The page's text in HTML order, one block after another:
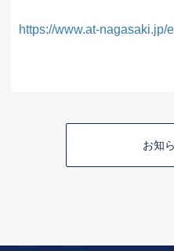
https://www.at-nagasaki.jp/
お知